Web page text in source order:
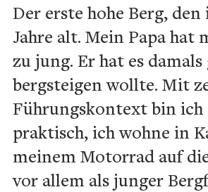
Der erste hohe Berg,
Jahre alt. Mein Papa
zu jung. Er hat es
bergsteigen wollte. Mit
Führungskontext bin ich
praktisch, ich wohne in
meinem Motorrad auf
vor allem als junger